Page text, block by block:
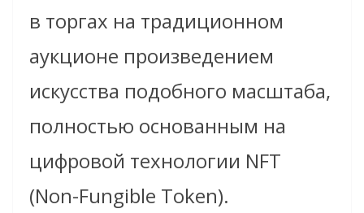
в торгах на традиционном
аукционе произведением
искусства подобного масштаба,
полностью основанным на
цифровой технологии NFT
(Non-Fungible Token).